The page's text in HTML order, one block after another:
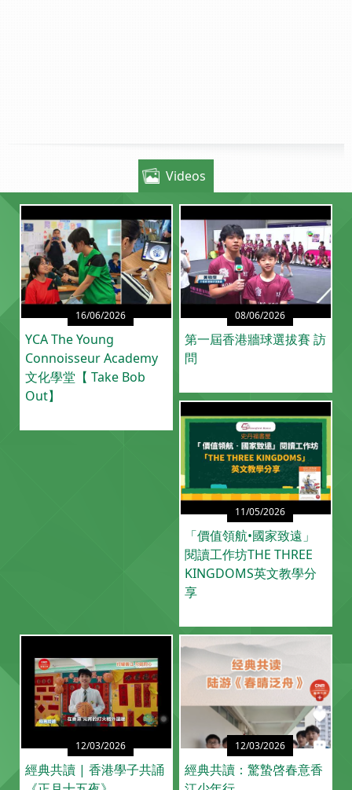
Videos
16/06/2026
YCA The Young
Connoisseur Academy
文化學堂【 Take Bob
Out】
08/06/2026
第一屆香港牆球選拔賽 訪
問
11/05/2026
「價值領航•國家致遠」
閱讀工作坊THE THREE
KINGDOMS英文教學分
享
12/03/2026
經典共讀 | 香港學子共誦
12/03/2026
經典共讀：驚蟄啓春意香